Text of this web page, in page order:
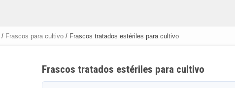
/ Frascos para cultivo / Frascos tratados estériles para cultivo
Frascos tratados estériles para cultivo